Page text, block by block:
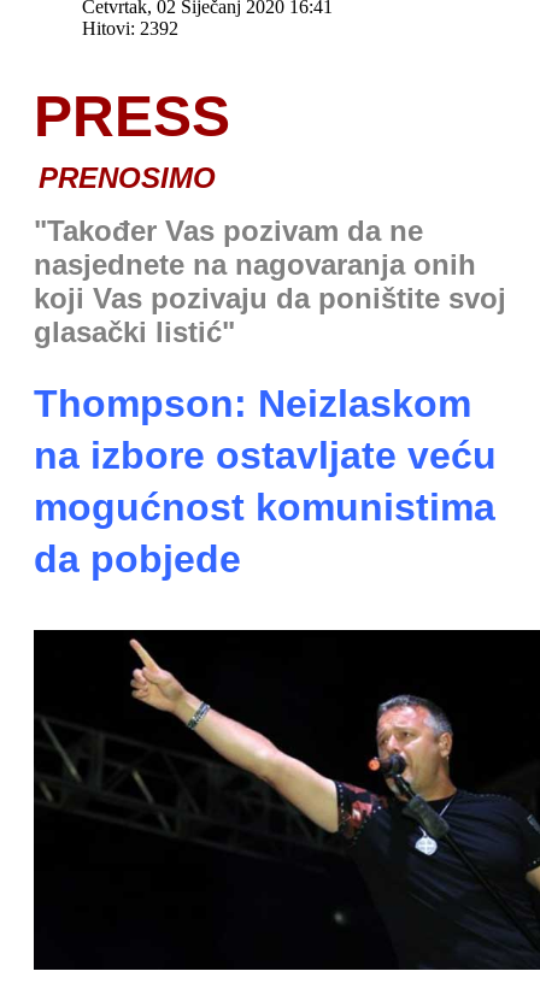
Četvrtak, 02 Siječanj 2020 16:41
Hitovi: 2392
PRESS
PRENOSIMO
"Također Vas pozivam da ne
nasjednete na nagovaranja onih
koji Vas pozivaju da poništite svoj
glasački listić"
Thompson: Neizlaskom
na izbore ostavljate veću
mogućnost komunistima
da pobjede